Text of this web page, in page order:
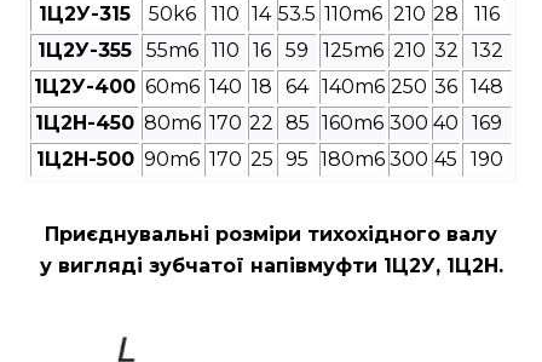
1Ц2У-315
50k6 110 14 53.5 110m6 210 28
116
1Ц2У-355
55m6 110 16 59 125m6 210 32
132
1Ц2У-400 60m6 140 18 64 140m6 250 36 148
1Ц2Н-450 80m6 170 22 85 160m6 300 40
169
1Ц2Н-500 90m6 170 25 95 180m6 300 45 190
Приєднувальні розміри тихохідного валу
у вигляді зубчатої напівмуфти 1Ц2У, 1Ц2Н.